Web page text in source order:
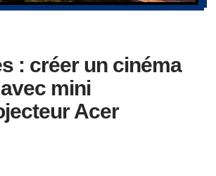
: créer un cinéma
mini
Acer